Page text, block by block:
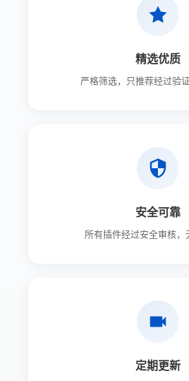
精选优质
严格筛选，只推荐经过验
安全可靠
所有插件经过安全审核，
定期更新